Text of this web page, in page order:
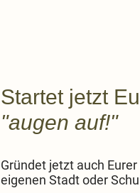
Startet jetzt
"augen auf!"
Gründet jetzt auch
eigenen Stadt oder